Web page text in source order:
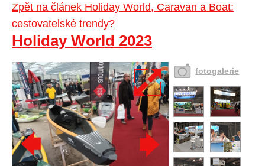
Zpět na článek Holiday World, Caravan a Boat:
cestovatelské trendy?
Holiday World 2023
fotogalerie